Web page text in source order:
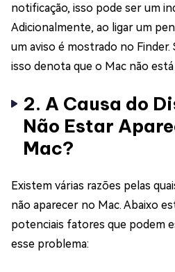
notificação, isso pode ser um
Adicionalmente, ao ligar um
um aviso é mostrado no Finder.
isso denota que o Mac não
2. A Causa do
Não Estar
Mac?
Existem várias razões pelas
não aparecer no Mac. Abaixo
potenciais fatores que podem
esse problema: